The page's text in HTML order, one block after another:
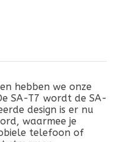
hebben we onze
SA-T7 wordt de SA-
design is er nu
waarmee je
telefoon of